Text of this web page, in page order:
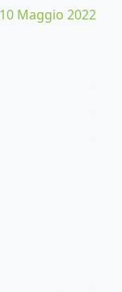
Maggio 2022